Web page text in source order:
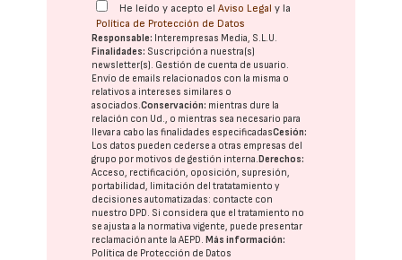
He leído y acepto elAviso Legal y la
Política de Protección de Datos
Responsable: Interempresas Media, S.L.U.
Finalidades: Suscripción a nuestra(s)
newsletter(s). Gestión de cuenta de usuario.
Envío de emails relacionados con la misma o
relativos a intereses similares o
asociados.Conservación: mientras dure la
relación con Ud., o mientras sea necesario para
llevar a cabo las finalidades especificadasCesión:
Los datos pueden cederse a otras empresas del
grupo por motivos de gestión interna.Derechos:
Acceso, rectificación, oposición, supresión,
portabilidad, limitación del tratatamiento y
decisiones automatizadas: contacte con
nuestro DPD. Si considera que el tratamiento no
se ajusta a la normativa vigente, puede presentar
reclamación ante laAEPD.Más información:
Política de Protección de Datos